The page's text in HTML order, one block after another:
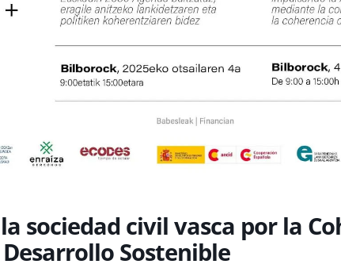
sociedad civil vasca por la
Sostenible